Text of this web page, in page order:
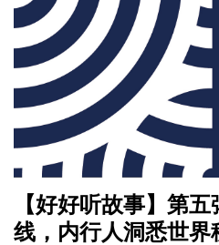
【好好听故事】第
线，内行人洞悉世界